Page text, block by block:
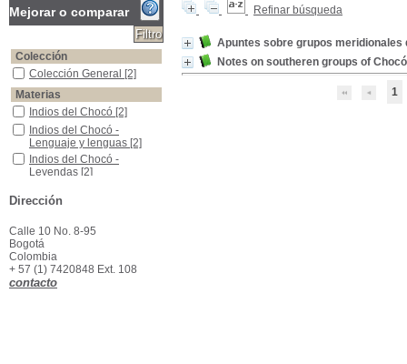
Refinar búsqueda
Apuntes sobre grupos meridionales
Notes on southeren groups of
1
Mejorar o comparar
Colección
Colección General
Colección General [2]
Materias
Indios del Chocó
Indios del Chocó [2]
Indios del Chocó -Lenguaje y lenguas
Indios del Chocó -
Lenguaje y lenguas [2]
Indios del Chocó -Leyendas
Indios del Chocó -
Leyendas [2]
social y costumbres
Dirección
Calle 10 No. 8-95
Bogotá
Colombia
+ 57 (1) 7420848 Ext. 108
contacto